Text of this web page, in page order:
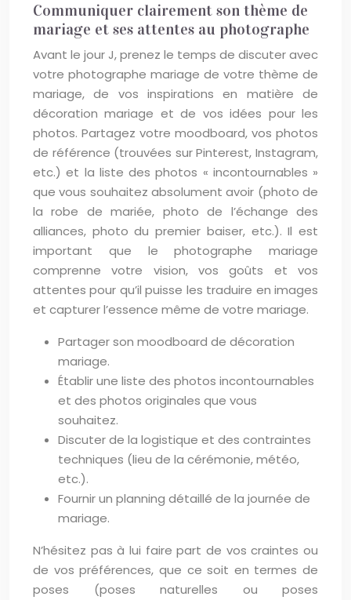
Communiquer clairement son thème de
mariage et ses attentes au photographe
Avant le jour J, prenez le temps de discuter avec
votre photographe mariage de votre thème de
mariage, de vos inspirations en matière de
décoration mariage et de vos idées pour les
photos. Partagez votre moodboard, vos photos
de référence (trouvées sur Pinterest, Instagram,
etc.) et la liste des photos « incontournables »
que vous souhaitez absolument avoir (photo de
la robe de mariée, photo de l’échange des
alliances, photo du premier baiser, etc.). Il est
important que le photographe mariage
comprenne votre vision, vos goûts et vos
attentes pour qu’il puisse les traduire en images
et capturer l’essence même de votre mariage.
Partager son moodboard de décoration
mariage.
Établir une liste des photos incontournables
et des photos originales que vous
souhaitez.
Discuter de la logistique et des contraintes
techniques (lieu de la cérémonie, météo,
etc.).
Fournir un planning détaillé de la journée de
mariage.
N’hésitez pas à lui faire part de vos craintes ou
de vos préférences, que ce soit en termes de
poses (poses naturelles ou poses